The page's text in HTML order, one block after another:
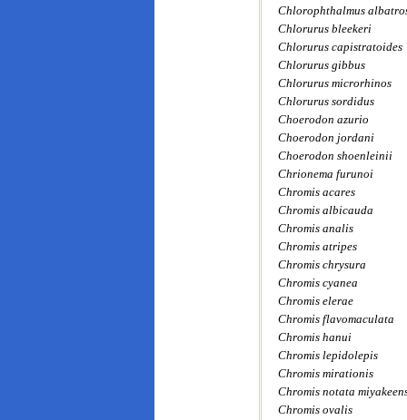
Chlorophthalmus
Chlorurus bleekeri
Chlorurus capistratoides
Chlorurus gibbus
Chlorurus microrhinos
Chlorurus sordidus
Choerodon azurio
Choerodon jordani
Choerodon shoenleinii
Chrionema furunoi
Chromis acares
Chromis albicauda
Chromis analis
Chromis atripes
Chromis chrysura
Chromis cyanea
Chromis elerae
Chromis flavomaculata
Chromis hanui
Chromis lepidolepis
Chromis mirationis
Chromis notata
Chromis ovalis